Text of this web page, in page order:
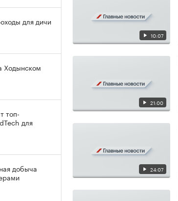
10:07
21:00
24:07
для дичи
Ходынском
топ-
для
добыча